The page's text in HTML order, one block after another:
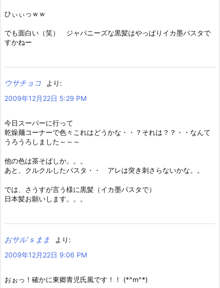
ひぃぃっｗｗ
でも面白い（笑） ジャパニーズな黒髪はやっぱりイカ墨パスタで
すかねー
ウサチョコ
より:
2009年12月22日 5:29 PM
今日スーパーに行って
乾燥麺コーナーで色々これはどうかな・・？それは？？・・なんて
うろうろしました～～～
他の色は茶そばしか。。。
あと、クルクルしたパスタ・・ アレは突き刺さらないかな。。
では、さうすが言う様に黒髪（イカ墨パスタで）
日本髪お願いします。。。
おサル’ｓまま
より:
2009年12月22日 9:06 PM
おぉっ！確かに東郷青児氏風です！！ (*^m^*)